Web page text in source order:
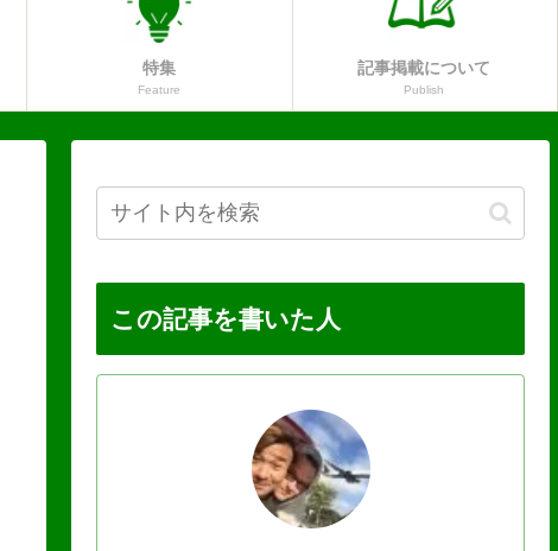
特集
Feature
記事掲載について
Publish
この記事を書いた人